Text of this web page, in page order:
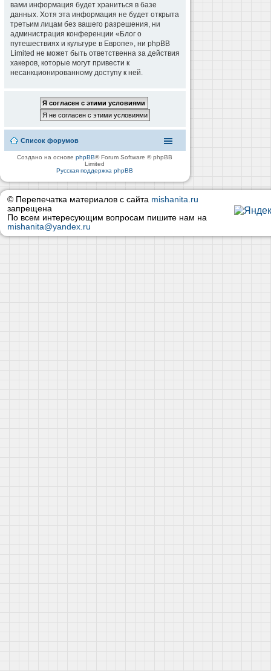
вами информация будет храниться в базе
данных. Хотя эта информация не будет открыта
третьим лицам без вашего разрешения, ни
администрация конференции «Блог о
путешествиях и культуре в Европе», ни phpBB
Limited не может быть ответственна за действия
хакеров, которые могут привести к
несанкционированному доступу к ней.
Список форумов
Создано на основеphpBB® Forum Software © phpBB
Limited
Русская поддержка phpBB
© Перепечатка материалов с сайта mishanita.ru
запрещена
По всем интересующим вопросам пишите нам на
mishanita@yandex.ru